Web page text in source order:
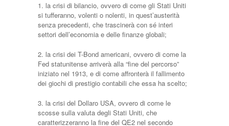
1. la crisi di bilancio, ovvero di come gli Stati Uniti
si tufferanno, volenti o nolenti, in quest’austerità
senza precedenti, che trascinerà con sé interi
settori dell’economia e delle finanze globali;
2. la crisi dei T-Bond americani, ovvero di come la
Fed statunitense arriverà alla “fine del percorso”
iniziato nel 1913, e di come affronterà il fallimento
dei giochi di prestigio contabili che essa ha scelto;
3. la crisi del Dollaro USA, ovvero di come le
scosse sulla valuta degli Stati Uniti, che
caratterizzeranno la fine del QE2 nel secondo